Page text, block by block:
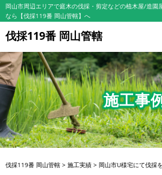
岡山市周辺エリアで庭木の伐採・剪定などの植木屋/造園
なら【伐採119番 岡山管轄】へ
伐採119番 岡山管轄
施工事
伐採119番 岡山管轄> 施工実績> 岡山市U様宅にて伐採